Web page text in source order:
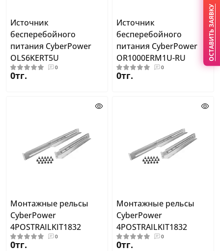
Источник
бесперебойного
питания CyberPower
OLS6KERT5U
0
0тг.
Источник
бесперебойного
питания CyberPower
OR1000ERM1U-RU
0
0тг.
Монтажные рельсы
CyberPower
4POSTRAILKIT1832
0
0тг.
Монтажные рельсы
CyberPower
4POSTRAILKIT1832
0
0тг.
ОСТАВИТЬ ЗАЯВКУ